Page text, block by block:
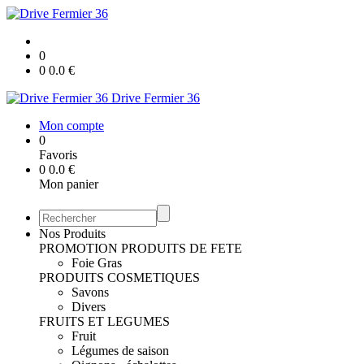
0
0 0.0 €
Drive Fermier 36
Mon compte
0
Favoris
0 0.0 €
Mon panier
Nos Produits
PROMOTION PRODUITS DE FETE
Foie Gras
PRODUITS COSMETIQUES
Savons
Divers
FRUITS ET LEGUMES
Fruit
Légumes de saison